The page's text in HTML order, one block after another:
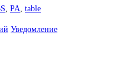
PA table
Уведомление